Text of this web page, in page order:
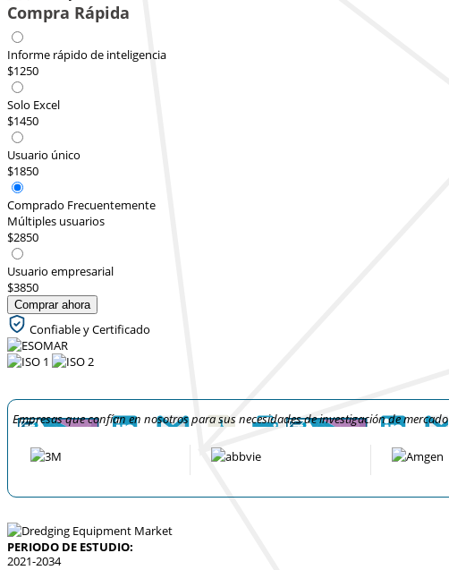
Compra Rápida
Informe rápido de inteligencia
$1250
Solo Excel
$1450
Usuario único
$1850
Comprado Frecuentemente
Múltiples usuarios
$2850
Usuario empresarial
$3850
Comprar ahora
Confiable y Certificado
Empresas que confían en nosotros para sus necesidades de investigación de mercado
PERIODO DE ESTUDIO:
2021-2034